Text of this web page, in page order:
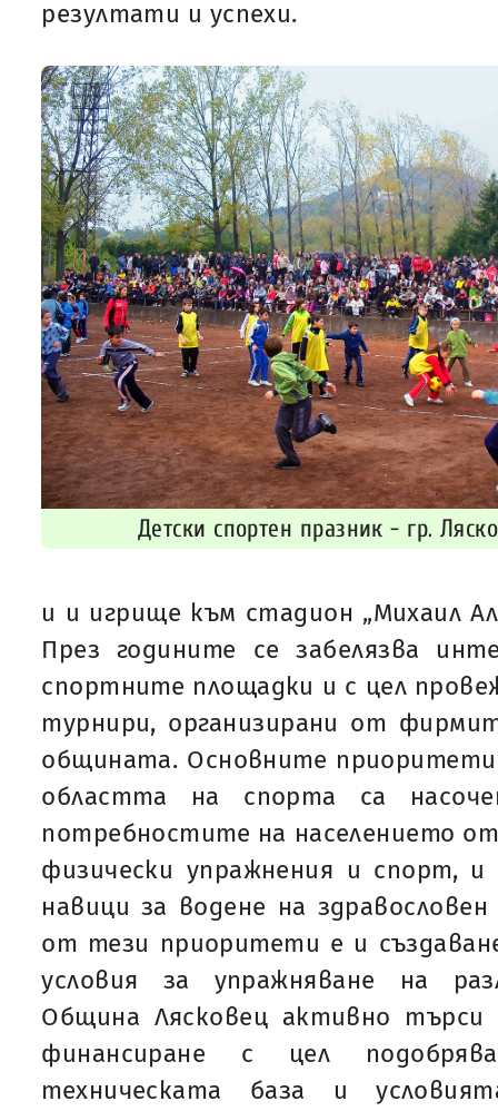
резултати и успехи.
Детски спортен празник - гр.
и и игрище към стадион „Михаил
През годините се забелязва
спортните площадки и с цел
турнири, организирани от
общината. Основните
областта на спорта са
потребностите на населението
физически упражнения и спорт,
навици за водене на
от тези приоритети е и
условия за упражняване на
Община Лясковец активно
финансиране с цел
техническата база и